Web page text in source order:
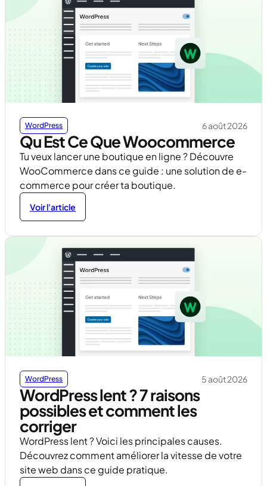
WordPress 6 août 2026
Qu Est Ce Que Woocommerce
Tu veux lancer une boutique en ligne ? Découvre
WooCommerce dans ce guide : une solution de e-
commerce pour créer ta boutique.
Voir l'article
WordPress 5 août 2026
WordPress lent ? 7 raisons
possibles et comment les
corriger
WordPress lent ? Voici les principales causes.
Découvrez comment améliorer la vitesse de votre
site web dans ce guide pratique.